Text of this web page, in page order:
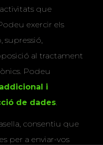
que
exercir els
supressió,
al tractament
Podeu
i
de dades.
consentiu que
per a enviar-vos